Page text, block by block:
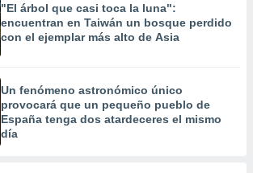
"El árbol que casi toca la luna":
encuentran en Taiwán un bosque perdido
con el ejemplar más alto de Asia
Un fenómeno astronómico único
provocará que un pequeño pueblo de
España tenga dos atardeceres el mismo
día